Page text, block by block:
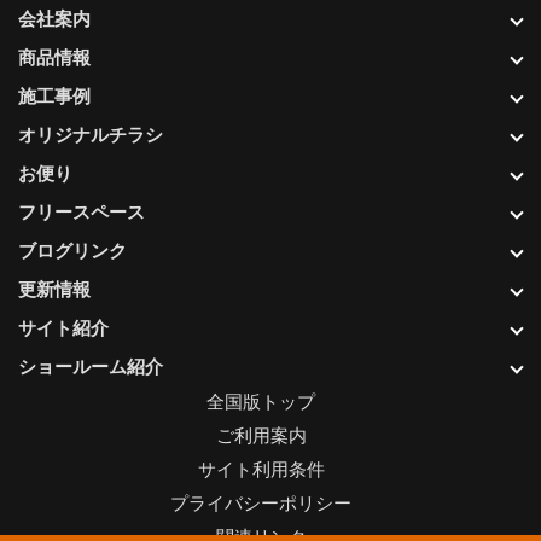
更新情報
サイト紹介
ショールーム紹介
会社案内
商品情報
施工事例
オリジナルチラシ
お便り
フリースペース
ブログリンク
全国版トップ
ご利用案内
サイト利用条件
プライバシーポリシー
関連リンク